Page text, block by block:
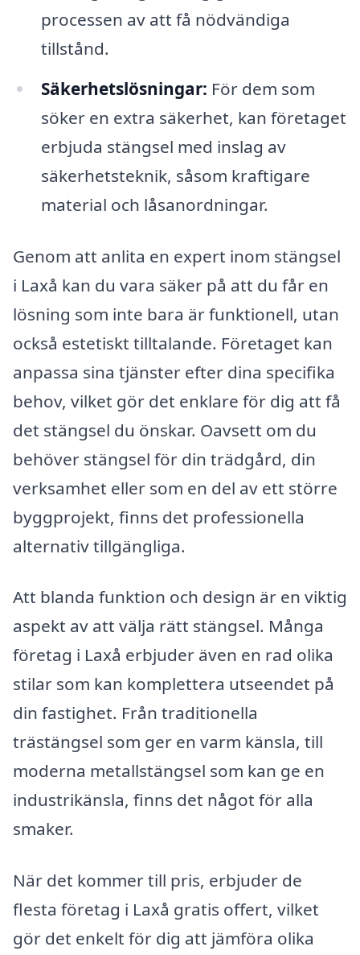
processen av att få nödvändiga
tillstånd.
Säkerhetslösningar: För dem som
söker en extra säkerhet, kan företaget
erbjuda stängsel med inslag av
säkerhetsteknik, såsom kraftigare
material och låsanordningar.
Genom att anlita en expert inom stängsel
i Laxå kan du vara säker på att du får en
lösning som inte bara är funktionell, utan
också estetiskt tilltalande. Företaget kan
anpassa sina tjänster efter dina specifika
behov, vilket gör det enklare för dig att få
det stängsel du önskar. Oavsett om du
behöver stängsel för din trädgård, din
verksamhet eller som en del av ett större
byggprojekt, finns det professionella
alternativ tillgängliga.
Att blanda funktion och design är en viktig
aspekt av att välja rätt stängsel. Många
företag i Laxå erbjuder även en rad olika
stilar som kan komplettera utseendet på
din fastighet. Från traditionella
trästängsel som ger en varm känsla, till
moderna metallstängsel som kan ge en
industrikänsla, finns det något för alla
smaker.
När det kommer till pris, erbjuder de
flesta företag i Laxå gratis offert, vilket
gör det enkelt för dig att jämföra olika